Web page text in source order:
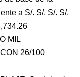
a S/. S/. S/. S/.
MIL
26/100